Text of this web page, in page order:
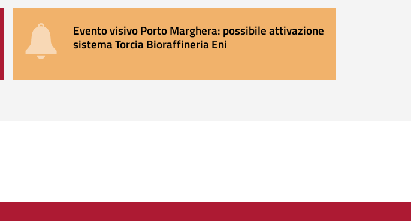
Evento visivo Porto Marghera: possibile attivazione
sistema Torcia Bioraffineria Eni